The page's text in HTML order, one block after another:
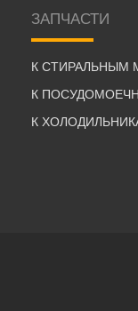
ЗАПЧАСТИ
К СТИРАЛЬНЫМ
К
К